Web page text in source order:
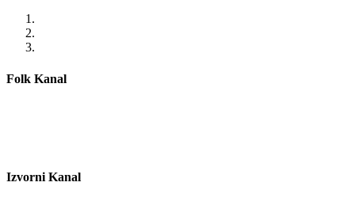
Folk Kanal
Izvorni Kanal